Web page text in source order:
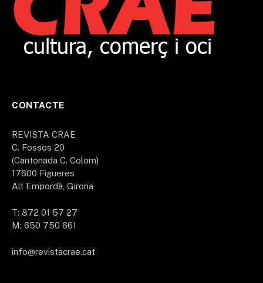
CONTACTE
REVISTA CRAE
C. Fossos 20
(Cantonada C. Colom)
17600 Figueres
Alt Empordà, Girona
T: 872 01 57 27
M: 650 750 661
info@revistacrae.cat